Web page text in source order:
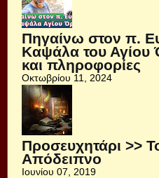
Πηγαίνω στον π.
Καψάλα του Αγίου
και πληροφορίες
Οκτωβρίου 11, 2024
Προσευχητάρι >>
Απόδειπνο
Ιουνίου 07, 2019